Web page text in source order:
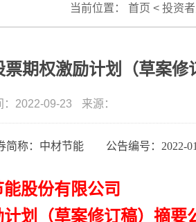
当前位置： 首页 < 投资
期权激励计划（草案修
：2022-09-23 来源：
称：中材节能 公告编号：2022-
能股份有限公司
划（草案修订稿）摘要